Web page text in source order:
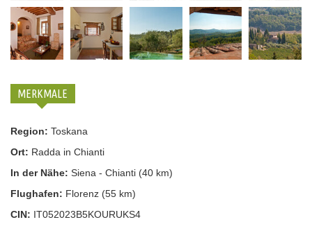
MERKMALE
Region: Toskana
Ort: Radda in Chianti
In der Nähe: Siena - Chianti (40 km)
Flughafen: Florenz (55 km)
CIN: IT052023B5KOURUKS4